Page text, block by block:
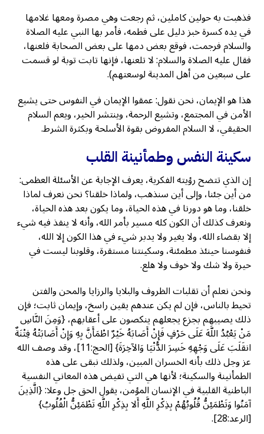
فذهبت به حولين كاملين، ثم رجعت وهي مصرة ومعها غلامها
في يده كسرة خبز دليل على فطمه، فأمر بها النبي عليه الصلاة
والسلام فرجمت، فوقع بعض دمها على بعض الصحابة فلعنها،
فقال عليه الصلاة والسلام: لا تلعنها، فإنها تابت توبة لو قسمت
على سبعين من أهل المدينة لوسعتهم).
هذا هو الإيمان، نحن نقول: عمقوا الإيمان في النفوس حتى يشيع
الأمن في المجتمع، وتشيع الرحمة، وينتشر الخير، ويعم السلام
الحقيقي، لا السلام المفروض بقوة الأسلحة وبكثرة الشرط.
سكينة النفس وطمأنينة القلب
إن الذي تتضح رؤيته الفكرية، يعرف الإجابة عن الأسئلة العظمى:
من أين جئنا، وإلى أين سنذهب، ولماذا خلقنا؟ نحن نعرف لماذا
خلقنا، وما هو دورنا في هذه الحياة، وما يكون بعد هذه الحياة،
ونعرف كذلك أن الكون كله مسير بأمر الله، وأنه لا ينفذ فيه شيء
إلا بقضاء الله، ولا يغير ولا يدبر شيء في هذا الكون إلا الله،
فنفوسنا حينئذ مطمئنة، وسكينتنا مستقرة، وقلوبنا ليست في
حيرة ولا شك ولا خوف ولا هلع.
ونحن نعلم أن تقلبات الظروف والبلايا والرزايا والمحن والفتن
تحيط بالناس، فإن لم يكن عندهم يقين راسخ، وإيمان ثابت؛ فإن
ذلك يصيبهم بجزع يجعلهم ينكصون على أعقابهم، {وَمِنَ النَّاسِ
مَنْ يَعْبُدُ اللَّهَ عَلَى حَرْفٍ فَإِنْ أَصَابَهُ خَيْرٌ اطْمَأَنَّ بِهِ وَإِنْ أَصَابَتْهُ فِتْنَةٌ
انقَلَبَ عَلَى وَجْهِهِ خَسِرَ الدُّنْيَا وَالآخِرَةَ} [الحج:11]، وقد وصف الله
عز وجل ذلك بأنه الخسران المبين، ولذلك نبقى على هذه
الطمأنينة والسكينة؛ لأنها هي التي تفيض هذه المعاني النفسية
الباطنية القلبية في الإنسان المؤمن، يقول الحق جل وعلا: {الَّذِينَ
آمَنُوا وَتَطْمَئِنُّ قُلُوبُهُمْ بِذِكْرِ اللَّهِ أَلا بِذِكْرِ اللَّهِ تَطْمَئِنُّ الْقُلُوبُ}
[الرعد:28].